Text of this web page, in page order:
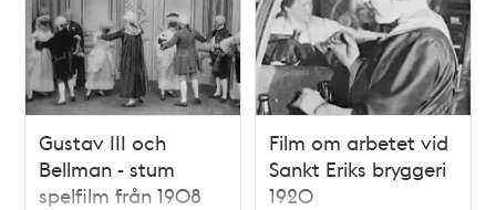
Gustav III och
Bellman - stum
spelfilm från 1908
Film om arbetet vid
Sankt Eriks bryggeri
1920